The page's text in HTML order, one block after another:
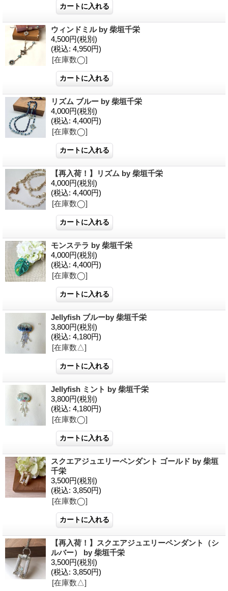
ウィンドミル by 柴垣千栄
4,500円(税別)
(税込: 4,950円)
[在庫数◯]
リズム ブルー by 柴垣千栄
4,000円(税別)
(税込: 4,400円)
[在庫数◯]
【再入荷！】リズム by 柴垣千栄
4,000円(税別)
(税込: 4,400円)
[在庫数◯]
モンステラ by 柴垣千栄
4,000円(税別)
(税込: 4,400円)
[在庫数◯]
Jellyfish ブルーby 柴垣千栄
3,800円(税別)
(税込: 4,180円)
[在庫数△]
Jellyfish ミント by 柴垣千栄
3,800円(税別)
(税込: 4,180円)
[在庫数◯]
スクエアジュエリーペンダント ゴールド by 柴垣
千栄
3,500円(税別)
(税込: 3,850円)
[在庫数◯]
【再入荷！】スクエアジュエリーペンダント（シ
ルバー） by 柴垣千栄
3,500円(税別)
(税込: 3,850円)
[在庫数△]